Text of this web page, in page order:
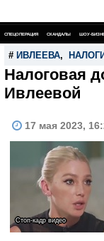
СПЕЦОПЕРАЦИЯ СКАНДАЛЫ ШОУ-
# ИВЛЕЕВА, НАЛОГИ
Налоговая
Ивлеевой
17 мая 2023,
Стоп-кадр видео